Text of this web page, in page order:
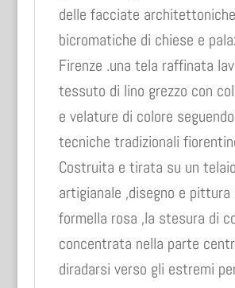
delle facciate architettoniche
bicromatiche di chiese e
Firenze .una tela raffinata
tessuto di lino grezzo con
e velature di colore
tecniche tradizionali
Costruita e tirata su un telaio
artigianale ,disegno e pittura
formella rosa ,la stesura di
concentrata nella parte
diradarsi verso gli estremi